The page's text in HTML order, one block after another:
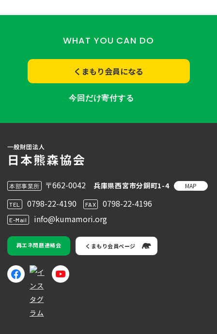
WHAT YOU CAN DO
くまもり会員になる
今回だけ寄付する
本部事業所 〒662-0042 兵庫県西宮市分銅町1-4 MAP
TEL 0798-22-4190 FAX 0798-22-4196
E-Mail info@kumamori.org
再エネ問題連絡会 くまもり会員ページ